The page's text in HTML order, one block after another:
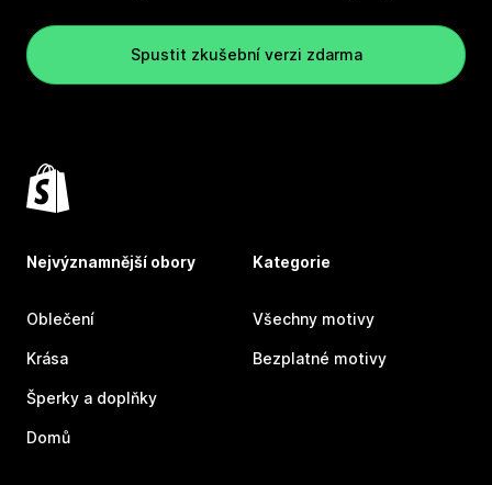
Spustit zkušební verzi zdarma
Nejvýznamnější obory
Oblečení
Krása
Šperky a doplňky
Domů
Kategorie
Všechny motivy
Bezplatné motivy